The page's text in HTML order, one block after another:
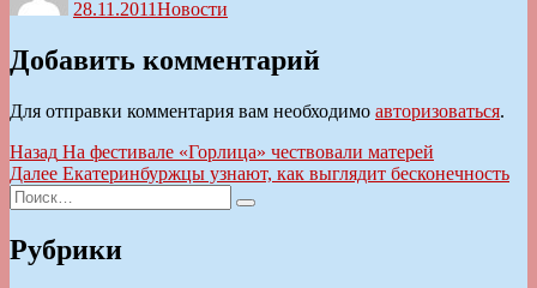
28.11.2011Новости
Добавить комментарий
Для отправки комментария вам необходимо авторизоваться.
Навигация
по
записям
Назад Предыдущая
запись:
На фестивале «Горлица» чествовали матерей
Далее Следующая
Екатеринбуржцы узнают, как выглядит бесконечность
Искать:
Поиск
Рубрики